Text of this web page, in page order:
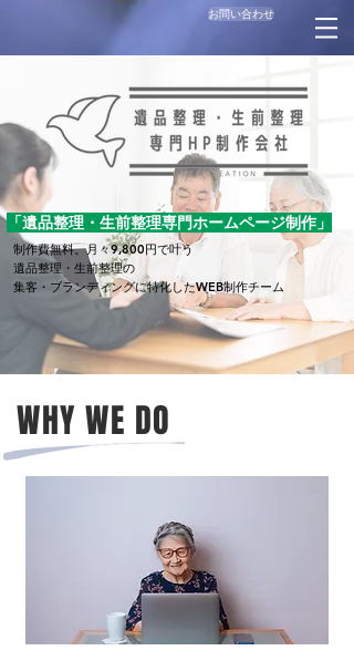
お問い合わせ
WHY WE DO
「遺品整理・生前整理専門ホームページ制作」
制作費無料。月々9,800円で叶う
​遺品整理・生前整理の
集客・ブランディングに特化したWEB制作チーム